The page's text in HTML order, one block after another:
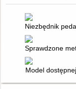
Niezbędnik
Sprawdzone
Model